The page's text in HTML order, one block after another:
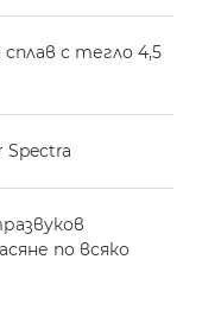
с тегло 4,5
по всяко